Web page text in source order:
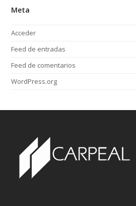
Meta
Acceder
Feed de entradas
Feed de comentarios
WordPress.org